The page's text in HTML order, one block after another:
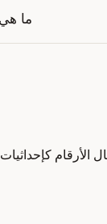
ما